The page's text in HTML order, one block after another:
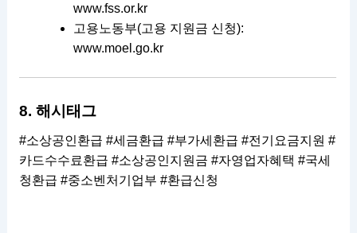
www.fss.or.kr
고용노동부(고용 지원금 신청):
www.moel.go.kr
8. 해시태그
#소상공인환급 #세금환급 #부가세환급 #전기요금지원 #
카드수수료환급 #소상공인지원금 #자영업자혜택 #국세
청환급 #중소벤처기업부 #환급신청